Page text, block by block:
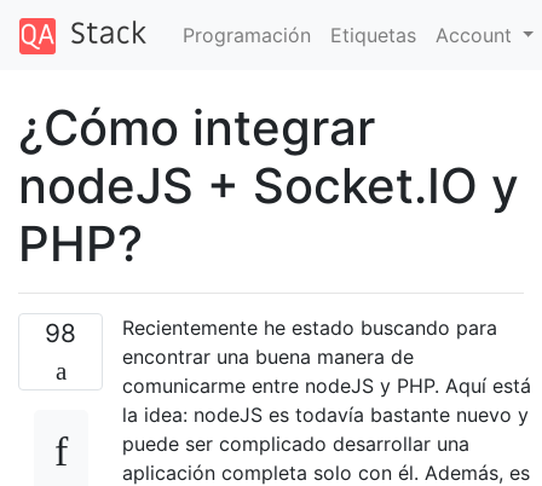
Programación Etiquetas Account
¿Cómo integrar
nodeJS + Socket.IO y
PHP?
98
Recientemente he estado buscando para
encontrar una buena manera de
comunicarme entre nodeJS y PHP. Aquí está
la idea: nodeJS es todavía bastante nuevo y
puede ser complicado desarrollar una
aplicación completa solo con él. Además, es